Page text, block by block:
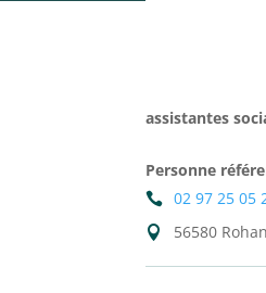
assistantes
Personne
02 97 25 05
56580 Rohan